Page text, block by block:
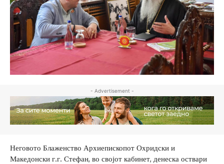
- Advertisement -
Неговото Блаженство Архиепископот Охридски и
Македонски г.г. Стефан, во својот кабинет, денеска оствари